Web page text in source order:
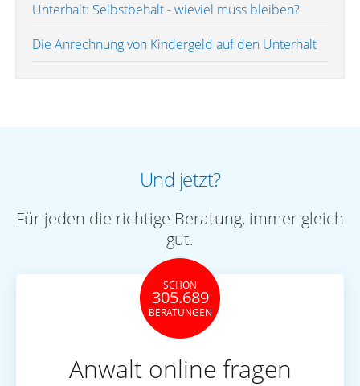
Unterhalt: Selbstbehalt - wieviel muss bleiben?
Die Anrechnung von Kindergeld auf den Unterhalt
Und jetzt?
Für jeden die richtige Beratung, immer gleich
gut.
SCHON
305.689
BERATUNGEN
Anwalt online fragen